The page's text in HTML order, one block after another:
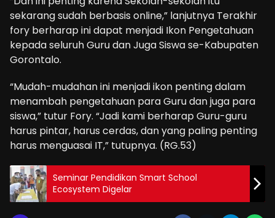
sekarang sudah berbasis online,” lanjutnya Terakhir
fory berharap ini dapat menjadi Ikon Pengetahuan
kepada seluruh Guru dan Juga Siswa se-Kabupaten
Gorontalo.
“Mudah-mudahan ini menjadi ikon penting dalam
menambah pengetahuan para Guru dan juga para
siswa,” tutur Fory. “Jadi kami berharap Guru-guru
harus pintar, harus cerdas, dan yang paling penting
harus menguasai IT,” tutupnya. (RG.53)
Seminar Pendidikan Smart School
Ecosystem Digelar